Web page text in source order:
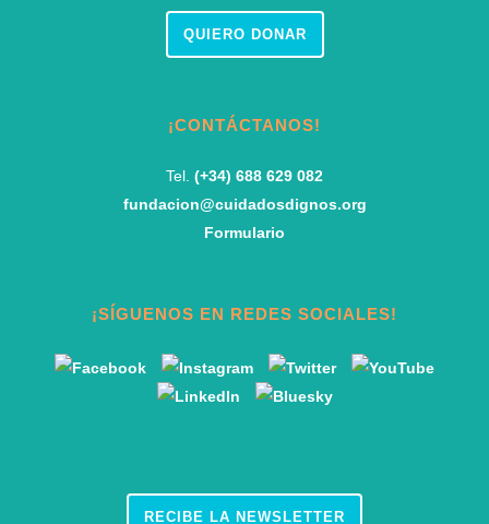
QUIERO DONAR
¡CONTÁCTANOS!
Tel. (+34) 688 629 082
fundacion@cuidadosdignos.org
Formulario
¡SÍGUENOS EN REDES SOCIALES!
RECIBE LA NEWSLETTER